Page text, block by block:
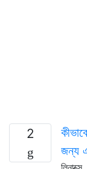
2
জন্য